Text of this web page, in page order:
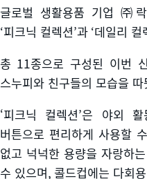
글로벌 생활용품 기업 ㈜
‘피크닉 컬렉션’과 ‘데일리 컬
총 11종으로 구성된 이번
스누피와 친구들의 모습을
‘피크닉 컬렉션’은 야외 활
버튼으로 편리하게 사용할
없고 넉넉한 용량을 자랑하는
수 있으며, 콜드컵에는 다회